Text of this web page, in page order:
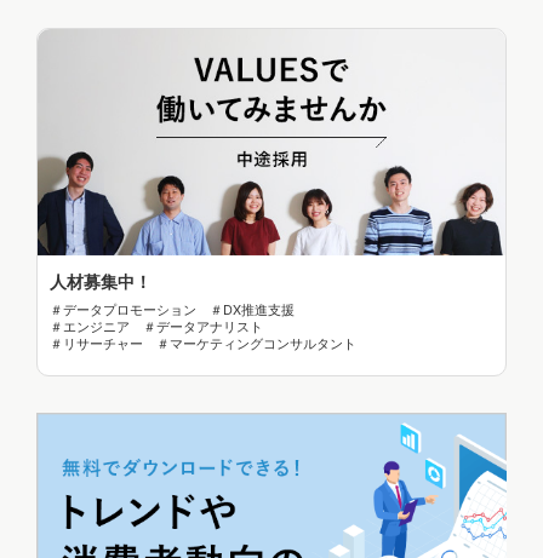
人材募集中！
＃データプロモーション ＃DX推進支援
＃エンジニア ＃データアナリスト
＃リサーチャー ＃マーケティングコンサルタント